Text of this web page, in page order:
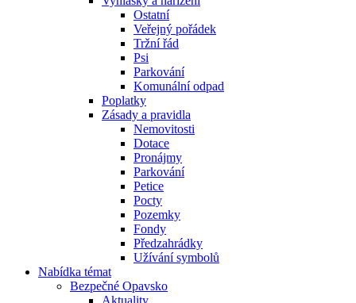
Ostatní
Veřejný pořádek
Tržní řád
Psi
Parkování
Komunální odpad
Poplatky
Zásady a pravidla
Nemovitosti
Dotace
Pronájmy
Parkování
Petice
Pocty
Pozemky
Fondy
Předzahrádky
Užívání symbolů
Nabídka témat
Bezpečné Opavsko